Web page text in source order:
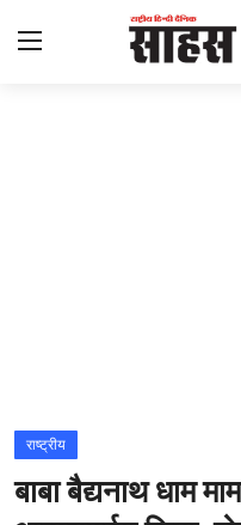
राज्य
अंतराष्ट्रीय
राष्ट्रीय
बाबा बैद्यनाथ धाम